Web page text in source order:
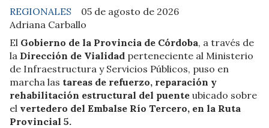
Adriana Carballo
REGIONALES 05 de agosto de 2026
El Gobierno de la Provincia de Córdoba, a través de
la Dirección de Vialidad perteneciente al Ministerio
de Infraestructura y Servicios Públicos, puso en
marcha las tareas de refuerzo, reparación y
rehabilitación estructural del puente ubicado sobre
el vertedero del Embalse Río Tercero, en la Ruta
Provincial 5.